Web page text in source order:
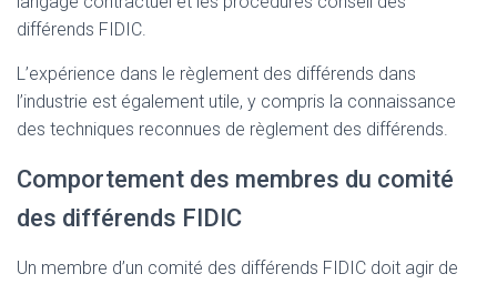
différends FIDIC.
L’expérience dans le règlement des différends dans
l’industrie est également utile, y compris la connaissance
des techniques reconnues de règlement des différends.
Comportement des membres du comité
des différends FIDIC
Un membre d’un comité des différends FIDIC doit agir de